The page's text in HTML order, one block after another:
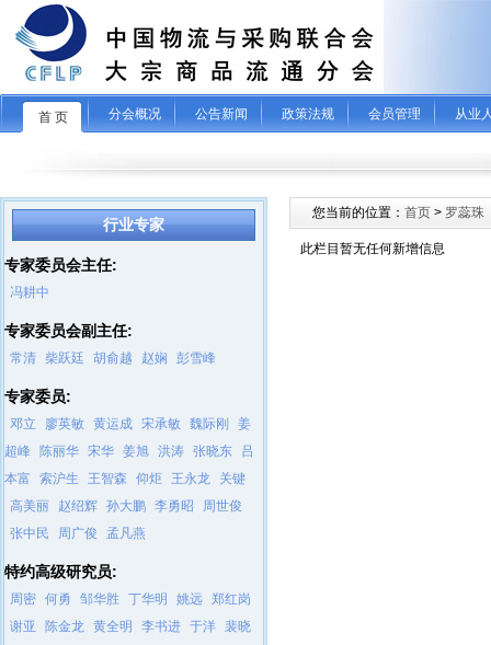
首 页 分会概况 公告新闻 政策法规 会员管理 从业
行业专家
专家委员会主任:
冯耕中
专家委员会副主任:
常清 柴跃廷 胡俞越 赵娴 彭雪峰
专家委员:
邓立 廖英敏 黄运成 宋承敏 魏际刚
姜
超峰
陈丽华 宋华 姜旭 洪涛 张晓东
吕
本富
索沪生 王智森 仰炬 王永龙
关键
高美丽
赵绍辉 孙大鹏 李勇昭
周世俊
张中民
周广俊 孟凡燕
特约高级研究员:
周密 何勇 邹华胜 丁华明 姚远 郑红岗
谢亚
陈金龙 黄全明 李书进 于洋
裴晓
您当前的位置： 首页 > 罗蕊珠
此栏目暂无任何新增信息